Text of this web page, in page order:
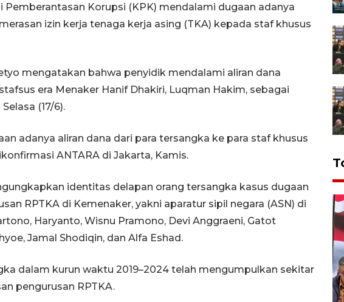
Pemberantasan Korupsi (KPK) mendalami dugaan adanya
izin kerja tenaga kerja asing (TKA) kepada staf khusus
mengatakan bahwa penyidik mendalami aliran dana
era Menaker Hanif Dhakiri, Luqman Hakim, sebagai
(17/6).
adanya aliran dana dari para tersangka ke para staf khusus
ANTARA di Jakarta, Kamis.
identitas delapan orang tersangka kasus dugaan
RPTKA di Kemenaker, yakni aparatur sipil negara (ASN) di
Haryanto, Wisnu Pramono, Devi Anggraeni, Gatot
Jamal Shodiqin, dan Alfa Eshad.
dalam kurun waktu 2019–2024 telah mengumpulkan sekitar
pengurusan RPTKA.